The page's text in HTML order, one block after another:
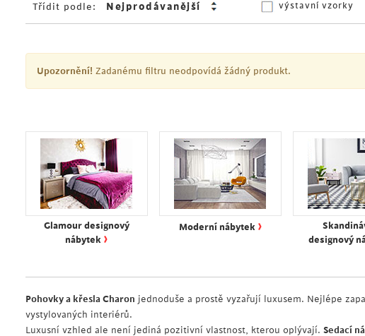
Třídit podle: výstavní vzorky
Upozornění! Zadanému filtru neodpovídá žádný produkt.
Glamour designový
nábytek ›
Moderní nábytek ›
designový
Pohovky a křesla Charon jednoduše a prostě vyzařují luxusem. Nejlépe
vystylovaných interiérů.
Luxusní vzhled ale není jediná pozitivní vlastnost, kterou oplývají. Sedací